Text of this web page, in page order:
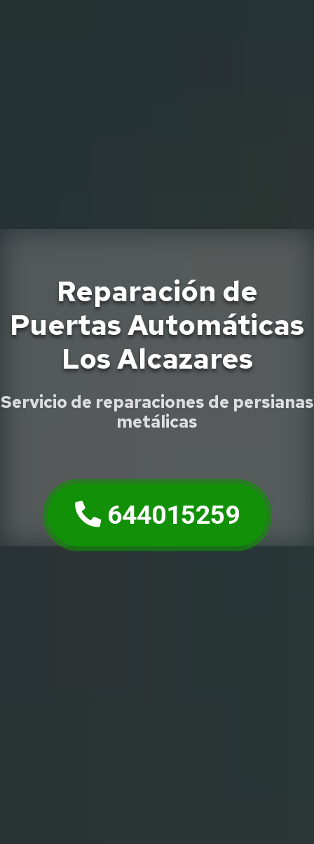
Reparación de
Puertas Automáticas
Los Alcazares
Servicio de reparaciones de persianas
metálicas
644015259